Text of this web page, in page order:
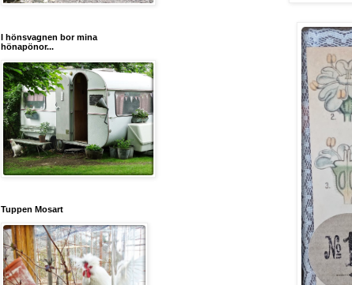
I hönsvagnen bor mina
hönapönor...
Tuppen Mosart